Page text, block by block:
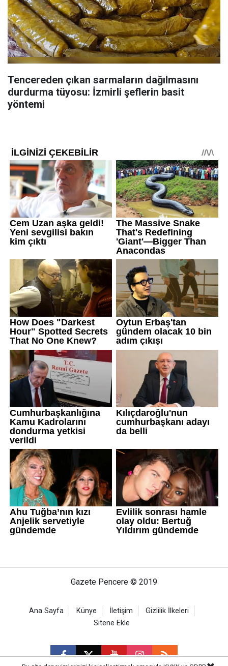
Tencereden çıkan sarmaların dağılmasını
durdurma tüyosu: İzmirli şeflerin basit
yöntemi
Gazete Pencere © 2019
Ana Sayfa Künye İletişim
Gizlilik İlkeleri
Sitene Ekle